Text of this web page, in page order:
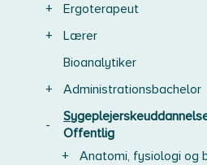
+
Ergoterapeut
+
Lærer
Bioanalytiker
+
Administrationsbachelor
-
Sygeplejerskeuddannelsen -
Offentlig
+
Anatomi, fysiologi og